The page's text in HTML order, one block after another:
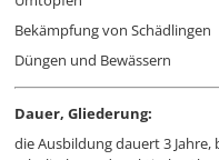
Bekämpfung von Schädlingen
Düngen und Bewässern
Dauer, Gliederung:
die Ausbildung dauert 3